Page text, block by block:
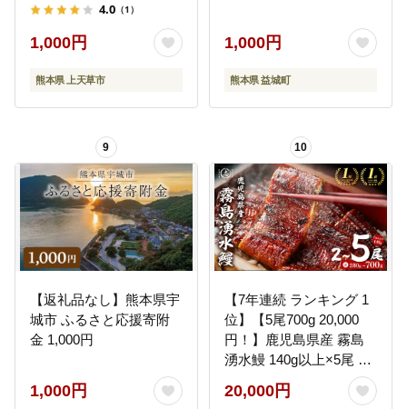
4.0 （1）
1,000円
熊本県 上天草市
1,000円
熊本県 益城町
9
【返礼品なし】熊本県宇
城市 ふるさと応援寄附
金 1,000円
1,000円
10
【7年連続 ランキング 1
位】【5尾700g 20,000
円！】鹿児島県産 霧島
湧水鰻 140g以上×5尾 国
産 蒲焼き ウナギ うなぎ
5尾 九州産 かばやき 冷
20,000円